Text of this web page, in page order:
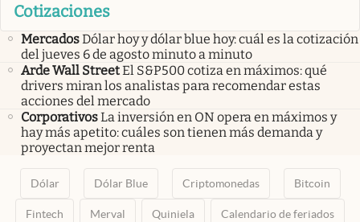
Cotizaciones
MercadosDólar hoy y dólar blue hoy: cuál es la cotización
del jueves 6 de agosto minuto a minuto
Arde Wall StreetEl S&P500 cotiza en máximos: qué
drivers miran los analistas para recomendar estas
acciones del mercado
CorporativosLa inversión en ON opera en máximos y
hay más apetito: cuáles son tienen más demanda y
proyectan mejor renta
Dólar Dólar Blue Criptomonedas Bitcoin
Fintech Merval Quiniela Calendario de feriados